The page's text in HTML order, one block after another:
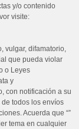
y/o contenido
visite:
vulgar, difamatorio,
que pueda violar
o Leyes
y
con notificación a su
todos los envíos
Acuerda que “”
tema en cualquier